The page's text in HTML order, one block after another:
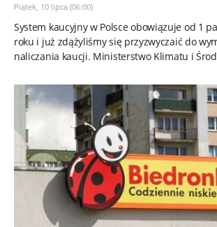
Piątek, 10 lipca (06:00)
System kaucyjny w Polsce obowiązuje od 1
roku i już zdążyliśmy się przyzwyczaić do
naliczania kaucji. Ministerstwo Klimatu i